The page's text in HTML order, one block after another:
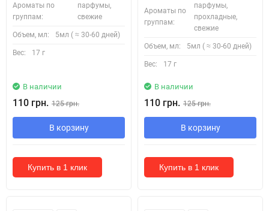
Ароматы по
группам:
парфумы,
свежие
Объем, мл: 5мл ( ≈ 30-60 дней)
Вес: 17 г
В наличии
110 грн. 125 грн.
В корзину
Купить в 1 клик
Ароматы по
группам:
парфумы,
прохладные,
свежие
Объем, мл: 5мл ( ≈ 30-60 дней)
Вес: 17 г
В наличии
110 грн. 125 грн.
В корзину
Купить в 1 клик